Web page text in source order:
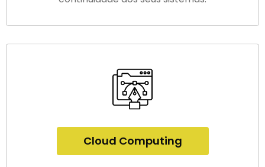
Cloud Computing